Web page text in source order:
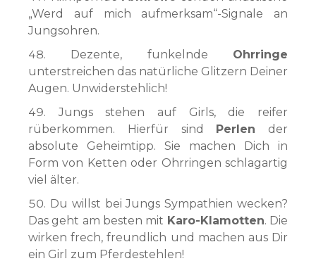
„Werd auf mich aufmerksam“-Signale an
Jungsohren.
Dezente, funkelnde Ohrringe
unterstreichen das natürliche Glitzern Deiner
Augen. Unwiderstehlich!
Jungs stehen auf Girls, die reifer
rüberkommen. Hierfür sind Perlen der
absolute Geheimtipp. Sie machen Dich in
Form von Ketten oder Ohrringen schlagartig
viel älter.
Du willst bei Jungs Sympathien wecken?
Das geht am besten mit Karo-Klamotten. Die
wirken frech, freundlich und machen aus Dir
ein Girl zum Pferdestehlen!